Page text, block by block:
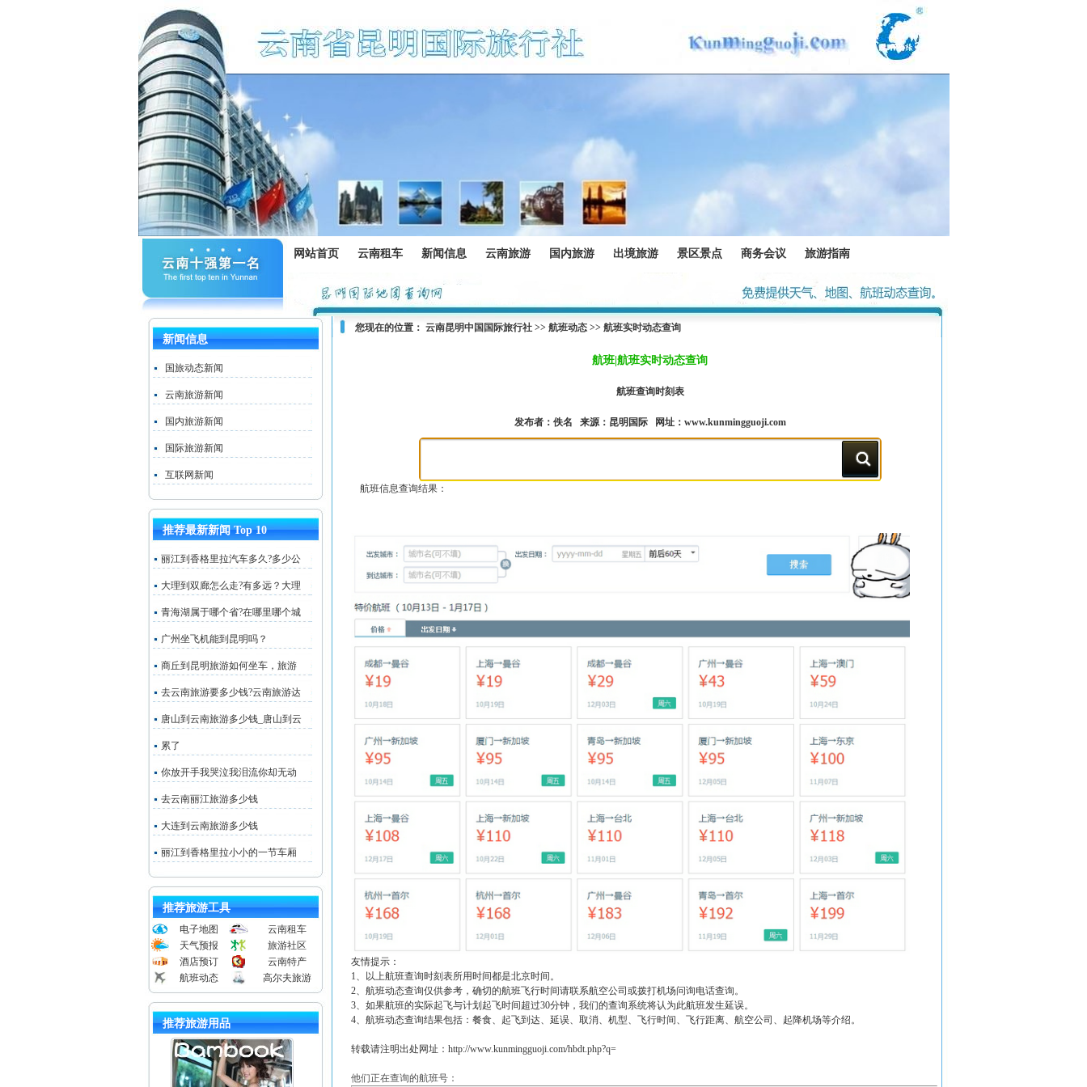
网站首页 云南租车 新闻信息 云南旅游 国内旅游 出境旅游 景区景点 商务会议 旅游指南
新闻信息
国旅动态新闻
云南旅游新闻
国内旅游新闻
国际旅游新闻
互联网新闻
推荐最新新闻 Top 10
丽江到香格里拉汽车多久?多少公
大理到双廊怎么走?有多远？大理
青海湖属于哪个省?在哪里哪个城
广州坐飞机能到昆明吗？
商丘到昆明旅游如何坐车，旅游
去云南旅游要多少钱?云南旅游达
唐山到云南旅游多少钱_唐山到云
累了
你放开手我哭泣我泪流你却无动
去云南丽江旅游多少钱
大连到云南旅游多少钱
丽江到香格里拉小小的一节车厢
推荐旅游工具
电子地图
云南租车
天气预报
旅游社区
酒店预订
云南特产
航班动态
高尔夫旅游
推荐旅游用品
您现在的位置： 云南昆明中国国际旅行社>> 航班动态>> 航班实时动态查询
航班|航班实时动态查询
航班查询时刻表
发布者：佚名 来源：昆明国际 网址： www.kunmingguoji.com
航班信息查询结果：
友情提示：
1、以上航班查询时刻表所用时间都是北京时间。
2、航班动态查询仅供参考，确切的航班飞行时间请联系航空公司或拨打机场问询电话查询。
3、如果航班的实际起飞与计划起飞时间超过30分钟，我们的查询系统将认为此航班发生延误。
4、航班动态查询结果包括：餐食、起飞到达、延误、取消、机型、飞行时间、飞行距离、航空公司、起降机场等介绍。
转载请注明出处网址：http://www.kunmingguoji.com/hbdt.php?q=
他们正在查询的航班号：